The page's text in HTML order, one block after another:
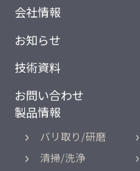
会社情報
お知らせ
技術資料
お問い合わせ
製品情報
バリ取り/研磨
清掃/洗浄